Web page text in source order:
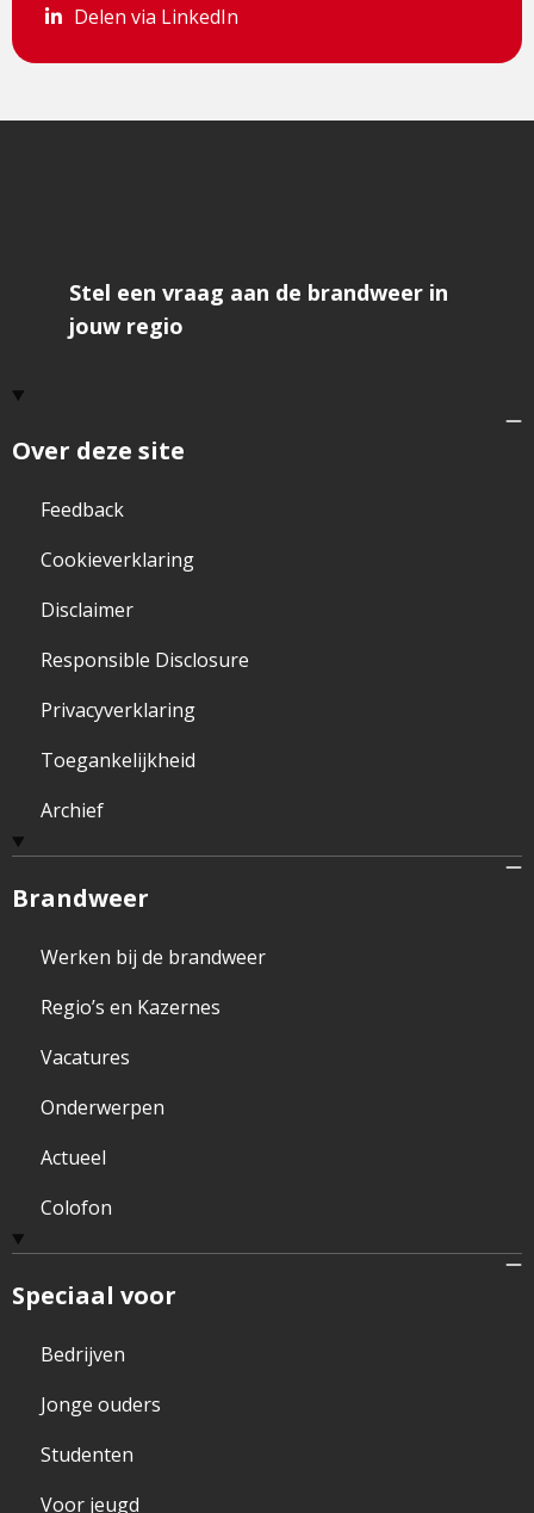
Delen via LinkedIn
Delen via LinkedIn
Over deze site
Feedback
Cookieverklaring
Disclaimer
Responsible Disclosure
Privacyverklaring
Toegankelijkheid
Archief
Brandweer
Werken bij de brandweer
Regio’s en Kazernes
Vacatures
Onderwerpen
Actueel
Colofon
Speciaal voor
Bedrijven
Jonge ouders
Studenten
Voor jeugd
Stel een vraag aan de brandweer in
jouw regio